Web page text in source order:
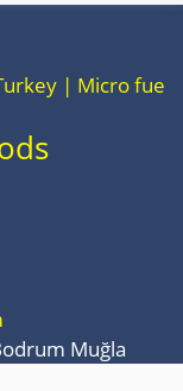
| Micro fue
Muğla